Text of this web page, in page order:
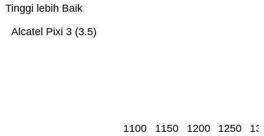
Tinggi lebih Baik
Alcatel Pixi 3 (3.5)
1100 1150 1200 1250